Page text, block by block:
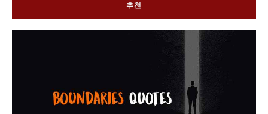
추천